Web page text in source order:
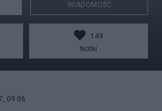
WIADOMOŚĆ
149
Notki
09:06